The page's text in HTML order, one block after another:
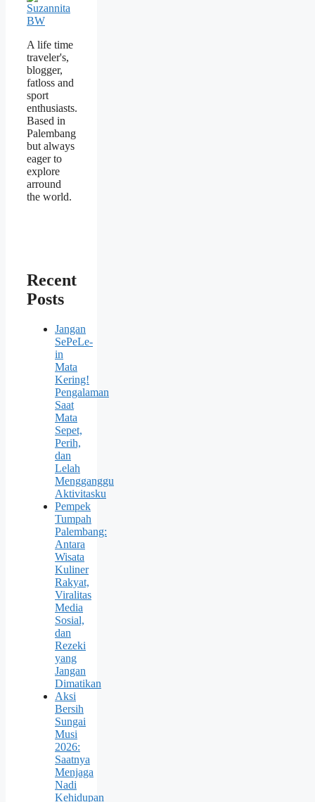
A life time
traveler's,
blogger,
fatloss and
sport
enthusiasts.
Based in
Palembang
but always
eager to
explore
arround
the world.
Recent
Posts
Jangan
SePeLe-
in
Mata
Kering!
Pengalaman
Saat
Mata
Sepet,
Perih,
dan
Lelah
Mengganggu
Aktivitasku
Pempek
Tumpah
Palembang:
Antara
Wisata
Kuliner
Rakyat,
Viralitas
Media
Sosial,
dan
Rezeki
yang
Jangan
Dimatikan
Aksi
Bersih
Sungai
Musi
2026:
Saatnya
Menjaga
Nadi
Kehidupan